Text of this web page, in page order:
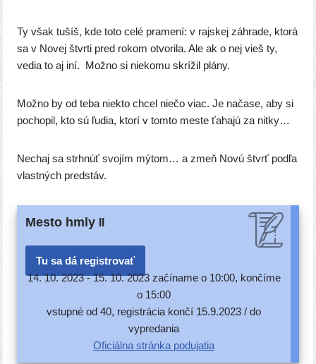
Ty však tušíš, kde toto celé pra­me­ní: v raj­skej záh­ra­de, kto­rá
sa v Novej štvr­ti pred rokom otvo­ri­la. Ale ak o nej vieš ty,
vedia to aj iní. Možno si nie­ko­mu skrí­žil plány.
Možno by od teba nie­kto chcel nie­čo viac. Je nača­se, aby si
pocho­pil, kto sú ľudia, kto­rí v tom­to mes­te ťaha­jú za nitky…
Nechaj sa str­hnúť svo­jím mýtom… a zmeň Novú štvrť pod­ľa
vlast­ných predstáv.
Mesto hmly II
Tu sa dá registrovať
14. 10. 2023 -15. 10. 2023 začí­na­me o 10:00, kon­čí­me
o 15:00
vstup­né od 40, regis­trá­cia kon­čí 15.9.2023 / do
vypredania
Oficiálna strán­ka podujatia